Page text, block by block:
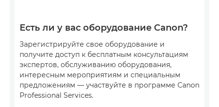
Есть ли у вас оборудование Canon?
Зарегистрируйте свое оборудование и
получите доступ к бесплатным консультациям
экспертов, обслуживанию оборудования,
интересным мероприятиям и специальным
предложениям — участвуйте в программе Canon
Professional Services.